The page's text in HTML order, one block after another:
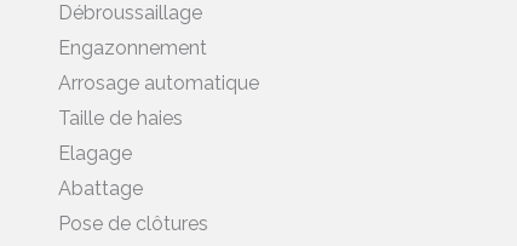
Débroussaillage
Engazonnement
Arrosage automatique
Taille de haies
Elagage
Abattage
Pose de clôtures